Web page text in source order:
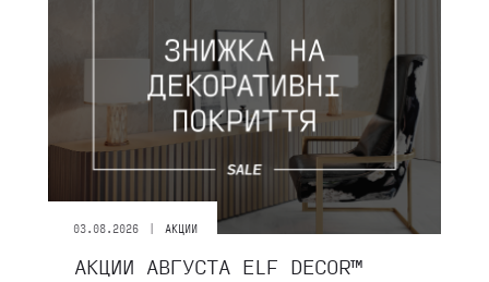
03.08.2026 АКЦИИ
АКЦИИ АВГУСТА ЕLF DECOR™